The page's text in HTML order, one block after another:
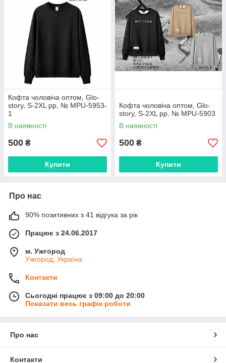
Кофта чоловіча оптом, Glo-
story, S-2XL рр, № MPU-5953-
1
В наявності
500 ₴
Купити
Кофта чоловіча оптом, Glo-
story, S-2XL рр, № MPU-5903
В наявності
500 ₴
Купити
Про нас
90% позитивних з 41 відгука за рік
Працює з 24.06.2017
м. Ужгород
Ужгород, Україна
Контакти
Сьогодні працює з 09:00 до 20:00
Показати весь графік роботи
Про нас
Контакти